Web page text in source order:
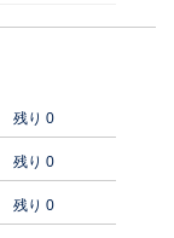
残り 0
残り 0
残り 0